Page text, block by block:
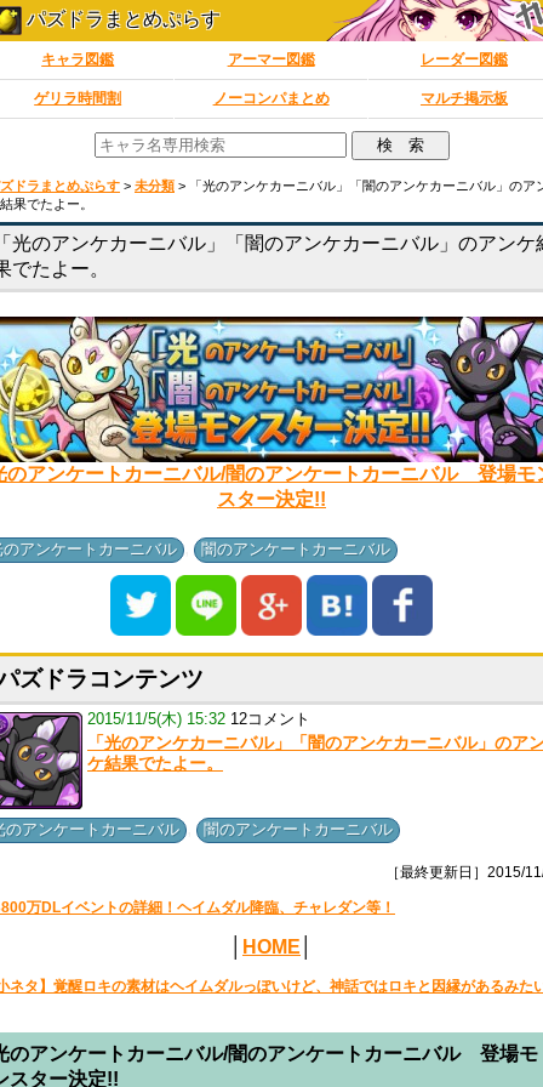
パズドラまとめぷらす
キャラ図鑑 アーマー図鑑 レーダー図鑑
ゲリラ時間割 ノーコンパまとめ マルチ掲示板
ドラまとめぷらす > 未分類 >
「光のアンケカーニバル」「闇のアンケカーニバル」のア
果でたよー。
光のアンケカーニバル」「闇のアンケカーニバル」のアンケ
でたよー。
のアンケートカーニバル/闇のアンケートカーニバル 登場モ
スター決定!!
のアンケートカーニバル 闇のアンケートカーニバル
ズドラコンテンツ
2015/11/5(木) 15:32 12コメント
「光のアンケカーニバル」「闇のアンケカーニバル」のア
ケ結果でたよー。
のアンケートカーニバル 闇のアンケートカーニバル
［最終更新日］2015/
万DLイベントの詳細！ヘイムダル降臨、チャレダン等！
HOME
ネタ】覚醒ロキの素材はヘイムダルっぽいけど、神話ではロキと因縁があるみたい
のアンケートカーニバル/闇のアンケートカーニバル 登場モ
スター決定!!